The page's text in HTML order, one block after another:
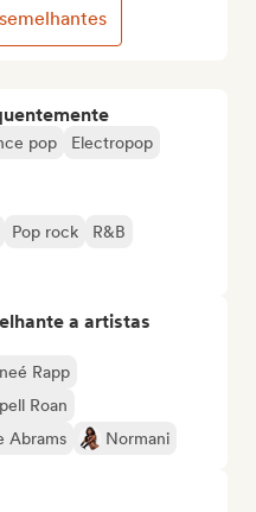
pop
Electropop
Pop rock
R&B
a artistas
Rapp
Roan
Abrams Normani